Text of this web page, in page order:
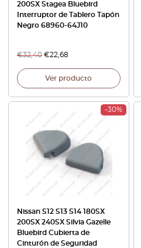
200SX Stagea Bluebird
Interruptor de Tablero Tapón
Negro 68960-64J10
€32,40 €22,68
Ver producto
-30%
Nissan S12 S13 S14 180SX
200SX 240SX Silvia Gazelle
Bluebird Cubierta de
Cinturón de Seguridad